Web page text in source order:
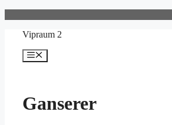
springenVipraum 2
Menü
Ganserer